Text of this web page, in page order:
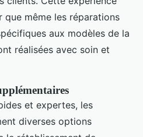
que même les réparations
aux modèles de la
réalisées avec soin et
et expertes, les
diverses options